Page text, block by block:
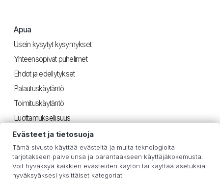
Apua
Usein kysytyt kysymykset
Yhteensopivat puhelimet
Ehdot ja edellytykset
Palautuskäytäntö
Toimituskäytäntö
Luottamuksellisuus
Hyödyllinen
iOS-ohjeet
Evästeet ja tietosuoja
Tämä sivusto käyttää evästeitä ja muita teknologioita
tarjotakseen palvelunsa ja parantaakseen käyttäjäkokemusta.
Voit hyväksyä kaikkien evästeiden käytön tai käyttää asetuksia
hyväksyäksesi yksittäiset kategoriat